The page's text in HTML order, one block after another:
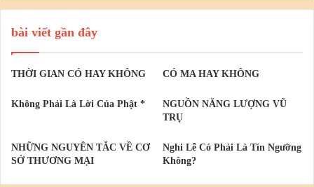
bài viết gần đây
THỜI GIAN CÓ HAY KHÔNG CÓ MA HAY KHÔNG
Không Phải Là Lời Của Phật *
NGUỒN NĂNG LƯỢNG VŨ
TRỤ
NHỮNG NGUYÊN TẮC VỀ CƠ
SỞ THƯƠNG MẠI
Nghi Lễ Có Phải Là Tín Ngưỡng
Không?